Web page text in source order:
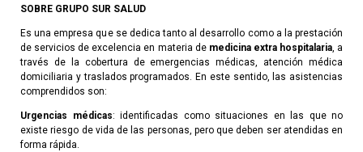
SOBRE GRUPO SUR SALUD
Es una empresa que se dedica tanto al desarrollo como a la prestación
de servicios de excelencia en materia de medicina extra hospitalaria, a
través de la cobertura de emergencias médicas, atención médica
domiciliaria y traslados programados. En este sentido, las asistencias
comprendidos son:
Urgencias médicas: identificadas como situaciones en las que no
existe riesgo de vida de las personas, pero que deben ser atendidas en
forma rápida.